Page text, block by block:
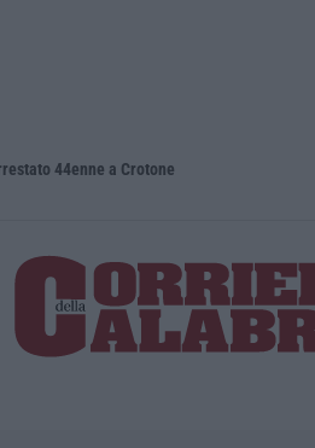
44enne a Crotone